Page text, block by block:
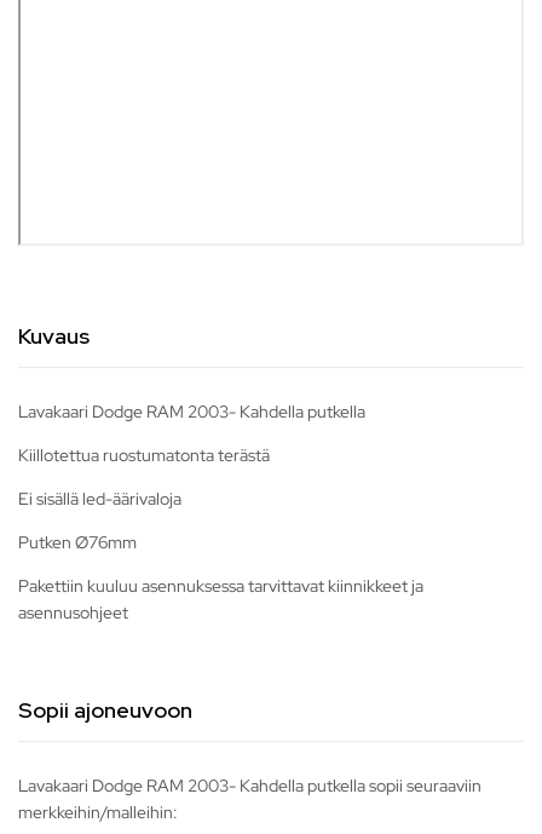
Kuvaus
Lavakaari Dodge RAM 2003- Kahdella putkella
Kiillotettua ruostumatonta terästä
Ei sisällä led-äärivaloja
Putken Ø76mm
Pakettiin kuuluu asennuksessa tarvittavat kiinnikkeet ja
asennusohjeet
Sopii ajoneuvoon
Lavakaari Dodge RAM 2003- Kahdella putkella sopii seuraaviin
merkkeihin/malleihin: